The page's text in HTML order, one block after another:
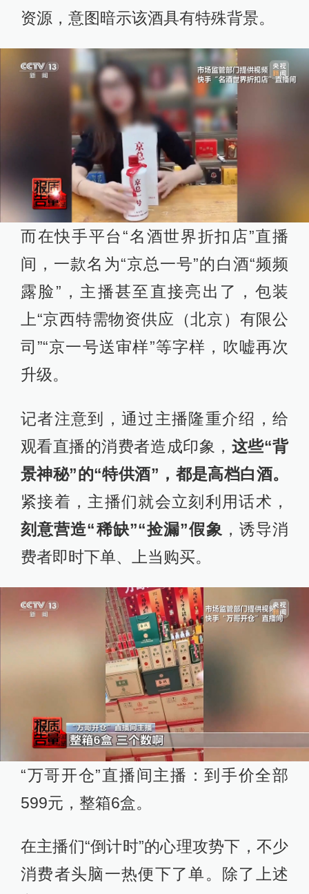
资源，意图暗示该酒具有特殊背景。
而在快手平台“名酒世界折扣店”直播
间，一款名为“京总一号”的白酒“频频
露脸”，主播甚至直接亮出了，包装
上“京西特需物资供应（北京）有限公
司”“京一号送审样”等字样，吹嘘再次
升级。
记者注意到，通过主播隆重介绍，给
观看直播的消费者造成印象， 这些“背
景神秘”的“特供酒”，都是高档白酒。
紧接着，主播们就会立刻利用话术，
刻意营造“稀缺”“捡漏”假象 ，诱导消
费者即时下单、上当购买。
“万哥开仓”直播间主播：到手价全部
599元，整箱6盒。
在主播们“倒计时”的心理攻势下，不少
消费者头脑一热便下了单。除了上述